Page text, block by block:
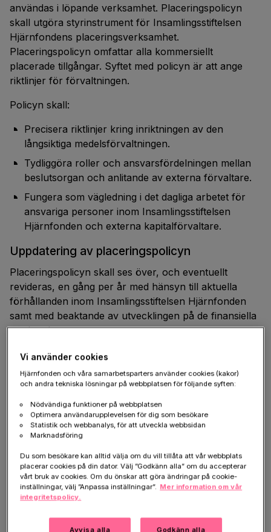
användas i löpande verksamhet. Placeringspolicyn
skall utgöra styrinstrument för Insamlingsstiftelsen
Hjärnfondens placeringsverksamhet.
Placeringspolicyn omfattar alla kommersiellt
placerade tillgångar. Syftet med policyn är att ange
riktlinjer för förvaltningen.
Policyn skall:
Precisera riktlinjer kring inriktningen av den
långsiktiga medelsförvaltningen.
Tydliggöra roller och ansvarsfördelningen mellan
beslutsorgan och anlitande av externa förvaltare.
Fungera som vägledning i det dagliga arbetet för
ansvariga personer inom Insamlingsstiftelsen
Hjärnfonden och externa kapitalförvaltare.
Uppdatering av placeringspolicyn
Placeringspolicyn skall ses över, och eventuellt
revideras, en gång per år med hänsyn till aktuella
förhållanden inom Insamlingsstiftelsen Hjärnfonden
samt med beaktande av utvecklingen på de finansiella
marknaderna.
Organisation och ansvarsfördelning
Följande ansvarsnivåer kan identifieras:
Styrelse
Förvaltningsråd
Generalsekreterare
Verksamhetschef
Styrelsen skall:
Besluta om extern förvaltare
Vi använder cookies
Hjärnfonden och våra samarbetsparters använder cookies (kakor)
och andra tekniska lösningar på webbplatsen för följande syften:
Nödvändiga funktioner på webbplatsen
Optimera användarupplevelsen för dig som besökare
Statistik och webbanalys, för att utveckla webbsidan
Marknadsföring
Du som besökare kan alltid välja om du vill tillåta att vår webbplats
placerar cookies på din dator. Välj ”Godkänn alla” om du accepterar
vårt bruk av cookies. Om du önskar att göra ändringar på cookie-
inställningar, välj ”Anpassa inställningar”. Mer information om vår
integritetspolicy.
Avvisa alla Godkänn alla